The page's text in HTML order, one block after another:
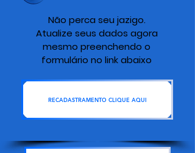
Não perca seu jazigo.
Atualize seus dados agora
mesmo preenchendo o
formulário no link abaixo
RECADASTRAMENTO CLIQUE AQUI